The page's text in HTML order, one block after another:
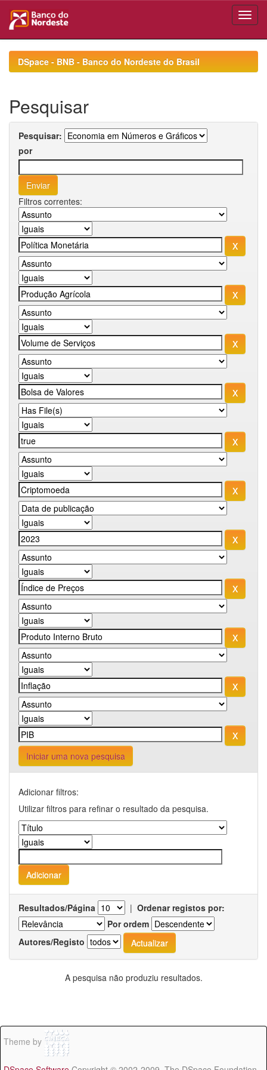
navigationDSpace - BNB - Banco do Nordeste do Brasil
Pesquisar
Pesquisar:
por
Filtros correntes:
Iniciar uma nova pesquisa
Adicionar filtros:
Utilizar filtros para refinar o resultado da pesquisa.
Resultados/Página | Ordenar registos por:
Por ordem
Autores/Registo
A pesquisa não produziu resultados.
Theme by